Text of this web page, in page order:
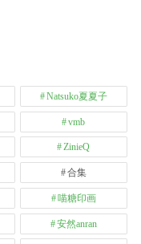
Natsuko夏夏子
vmb
ZinieQ
合集
喵糖印画
安然anran